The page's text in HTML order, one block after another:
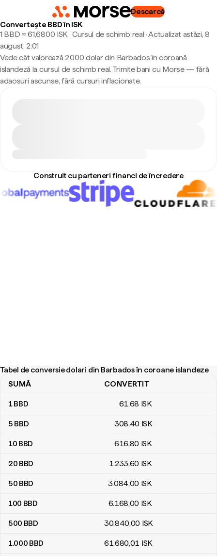
Descarcă
Convertește BBD în ISK
1 BBD ≈ 61,6800 ISK · Cursul de schimb real ·Actualizat astăzi, 8
august, 2:01
Vede cât valorează 2.000 dolar din Barbados în coroană
islandeză la cursul de schimb real. Trimite bani cu Morse — fără
adaosuri ascunse, fără cursuri inflacionate.
Construit cu parteneri financi de încredere
Tabel de conversie dolari din Barbados în coroane islandeze
Tabel de conversie dolari din Barbados în coroane islandeze
SUMĂ CONVERTIT
1BBD 61,68 ISK
5 BBD 308,40 ISK
10 BBD 616,80 ISK
20 BBD 1.233,60 ISK
50 BBD 3.084,00 ISK
100 BBD 6.168,00 ISK
500 BBD 30.840,00 ISK
1.000 BBD 61.680,01 ISK